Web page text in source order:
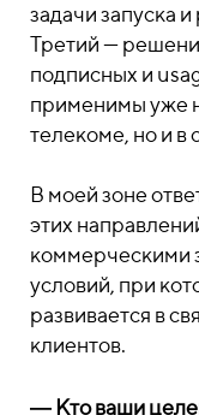
задачи запуска
Третий —
подписных и
применимы уже
телекоме, но и
В моей зоне
этих
коммерческими
условий, при
развивается в
клиентов.
― Кто ваши